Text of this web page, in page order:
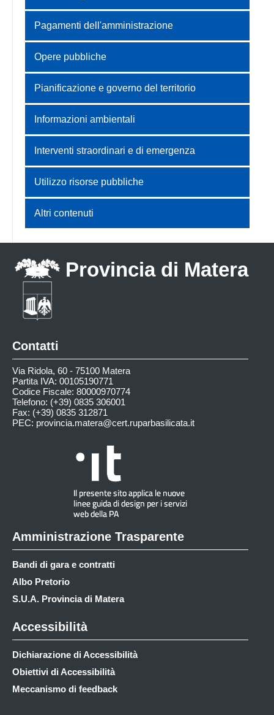
Pagamenti dell'amministrazione
Opere pubbliche
Pianificazione e governo del territorio
Informazioni ambientali
Interventi straordinari e di emergenza
Utilizzo risorse pubbliche
Altri contenuti
Provincia di Matera
Contatti
Via Ridola, 60 - 75100 Matera
Partita IVA: 00105190771
Codice Fiscale: 80000970774
Telefono: (+39) 0835 306001
Fax: (+39) 0835 312871
PEC: provincia.matera@cert.ruparbasilicata.it
Amministrazione Trasparente
Bandi di gara e contratti
Albo Pretorio
S.U.A. Provincia di Matera
Accessibilità
Dichiarazione di Accessibilità
Obiettivi di Accessibilità
Meccanismo di feedback